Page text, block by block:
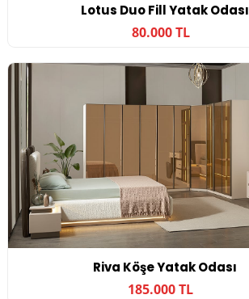
Lotus Duo Fill Yatak Odası
80.000 TL
Riva Köşe Yatak Odası
185.000 TL